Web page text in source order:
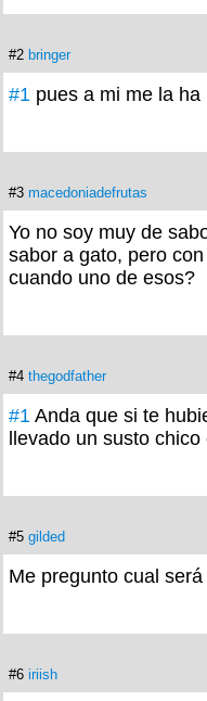
#2 bringer
#1 pues a mi me la ha
#3 macedoniadefrutas
Yo no soy muy de
sabor a gato, pero
cuando uno de esos?
#4 thegodfather
#1 Anda que si te
llevado un susto chico
#5 gilded
Me pregunto cual
#6 iriish